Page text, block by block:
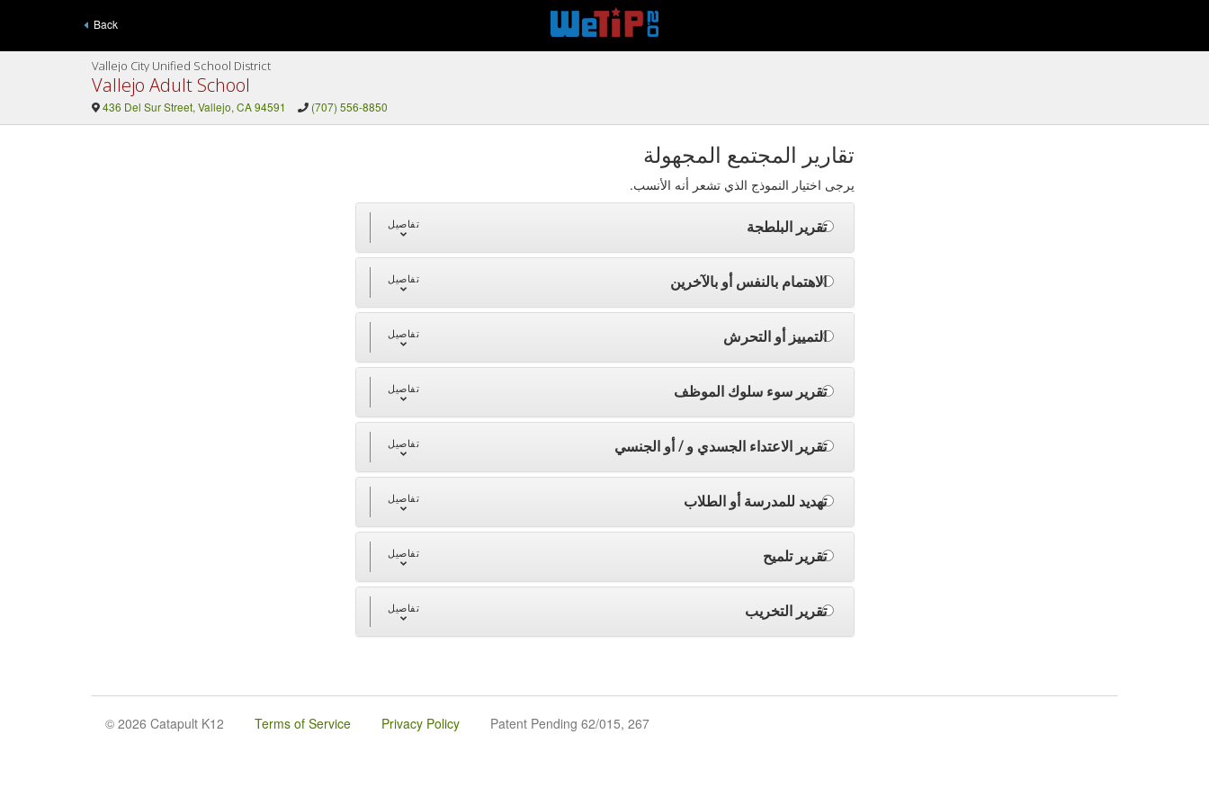
Back
Vallejo City Unified School District
Vallejo Adult School
436 Del Sur Street, Vallejo, CA 94591 (707) 556-8850
تقارير المجتمع المجهولة
يرجى اختيار النموذج الذي تشعر أنه الأنسب.
تقرير البلطجة تفاصيل
الاهتمام بالنفس أو بالآخرين تفاصيل
التمييز أو التحرش تفاصيل
تقرير سوء سلوك الموظف تفاصيل
تقرير الاعتداء الجسدي و / أو الجنسي تفاصيل
تهديد للمدرسة أو الطلاب تفاصيل
تقرير تلميح تفاصيل
تقرير التخريب تفاصيل
© 2026 Catapult K12 Terms of Service Privacy Policy Patent Pending 62/015, 267